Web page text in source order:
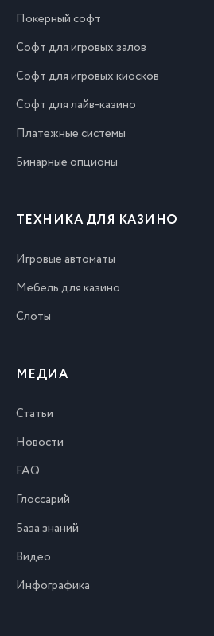
Покерный софт
Софт для игровых залов
Софт для игровых киосков
Софт для лайв-казино
Платежные системы
Бинарные опционы
ТЕХНИКА ДЛЯ КАЗИНО
Игровые автоматы
Мебель для казино
Слоты
МЕДИА
Статьи
Новости
FAQ
Глоссарий
База знаний
Видео
Инфографика